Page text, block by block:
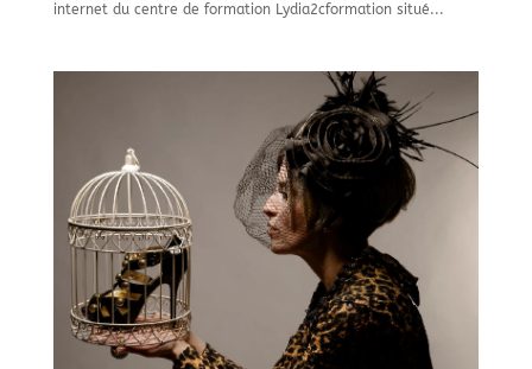
internet du centre de formation Lydia2cformation situé...